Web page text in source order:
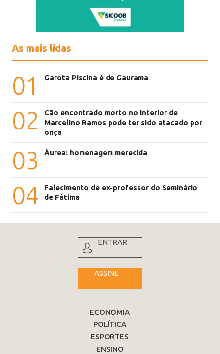
As mais lidas
01 Garota Piscina é de Gaurama
02
Cão encontrado morto no interior de
Marcelino Ramos pode ter sido atacado por
onça
03 Áurea: homenagem merecida
04
Falecimento de ex-professor do Seminário
de Fátima
ENTRAR
ASSINE
ECONOMIA
POLÍTICA
ESPORTES
ENSINO